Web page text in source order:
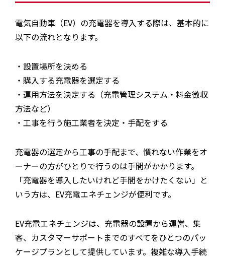
電気自動車（EV）の充電器を導入する際は、基本的に
以下の流れとなります。
・設置場所を決める
・購入する充電器を選定する
・運用方法を決定する（充電管理システム・料金徴収
方法など）
・工事を行う施工業者を決定・手配をする
充電器の選定から工事の手配まで、慣れない作業をオ
ーナーの方がひとりで行うのは手間がかかります。
「充電器を導入したいけれど手間をかけたくない」と
いう方は、EV充電エネチェンジが便利です。
EV充電エネチェンジは、充電器の設置から運営、集
客、カスタマーサポートまでのすべてをひとつのパッ
ケージプランとして提供しています。複雑な導入手続